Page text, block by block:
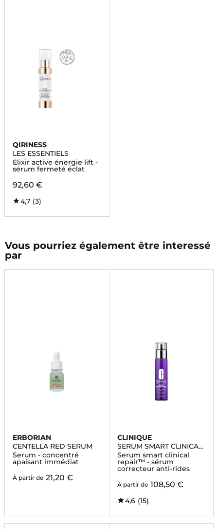
QIRINESS
LES ESSENTIELS
Élixir active énergie lift -
sérum fermeté éclat
92,60 €
4,7 (3)
Vous pourriez également être interessé
par
ERBORIAN
CENTELLA RED SERUM
Serum - concentré
apaisant immédiat
À partir de 21,20 €
CLINIQUE
SERUM SMART CLINICAL
REPAIR
Serum smart clinical
repair™ - sérum
correcteur anti-rides
À partir de 108,50 €
4,6 (15)